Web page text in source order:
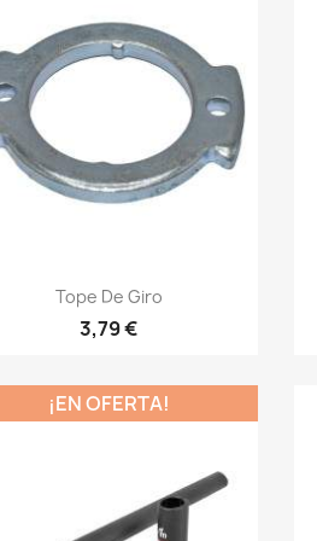
Vista rápida
Tope De Giro
3,79 €
¡EN OFERTA!